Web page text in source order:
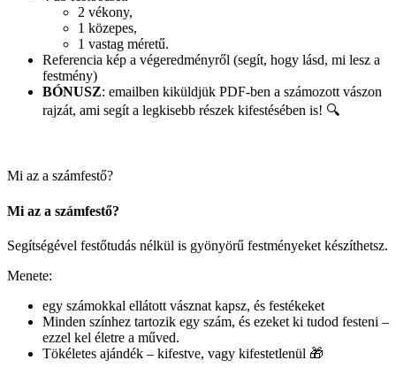
2 vékony,
1 közepes,
1 vastag méretű.
Referencia kép a végeredményről (segít, hogy lásd, mi lesz a
festmény)
BÓNUSZ: emailben kiküldjük PDF-ben a számozott vászon
rajzát, ami segít a legkisebb részek kifestésében is! 🔍
Mi az a számfestő?
Mi az a számfestő?
Segítségével festőtudás nélkül is gyönyörű festményeket készíthetsz.
Menete:
egy számokkal ellátott vásznat kapsz, és festékeket
Minden színhez tartozik egy szám, és ezeket ki tudod festeni –
ezzel kel életre a műved.
Tökéletes ajándék – kifestve, vagy kifestetlenül 🎁